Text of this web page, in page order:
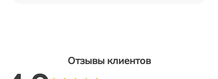
Отзывы клиентов